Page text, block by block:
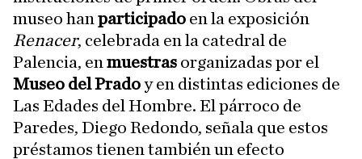
museo han participado en la exposición
Renacer, celebrada en la catedral de
Palencia, en muestras organizadas por el
Museo del Pradoy en distintas ediciones de
Las Edades del Hombre. El párroco de
Paredes, Diego Redondo, señala que estos
préstamos tienen también un efecto